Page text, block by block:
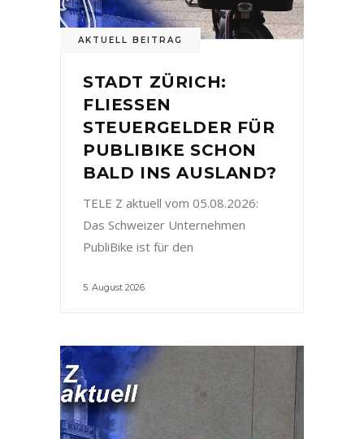
AKTUELL BEITRAG
STADT ZÜRICH:
FLIESSEN
STEUERGELDER FÜR
PUBLIBIKE SCHON
BALD INS AUSLAND?
TELE Z aktuell vom 05.08.2026:
Das Schweizer Unternehmen
PubliBike ist für den
5. August 2026